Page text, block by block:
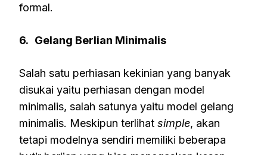
formal.
6. Gelang Berlian Minimalis
Salah satu perhiasan kekinian yang banyak
disukai yaitu perhiasan dengan model
minimalis, salah satunya yaitu model gelang
minimalis. Meskipun terlihat simple, akan
tetapi modelnya sendiri memiliki beberapa